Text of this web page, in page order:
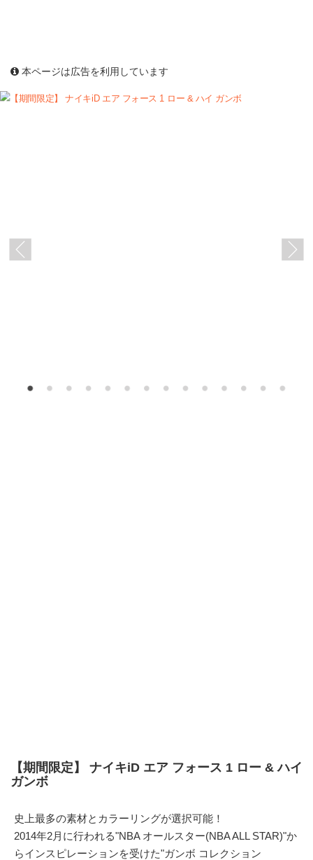
本ページは広告を利用しています
【期間限定】 ナイキiD エア フォース 1 ロー & ハイ
ガンボ
史上最多の素材とカラーリングが選択可能！
2014年2月に行われる"NBA オールスター(NBA ALL STAR)"か
らインスピレーションを受けた"ガンボ コレクション